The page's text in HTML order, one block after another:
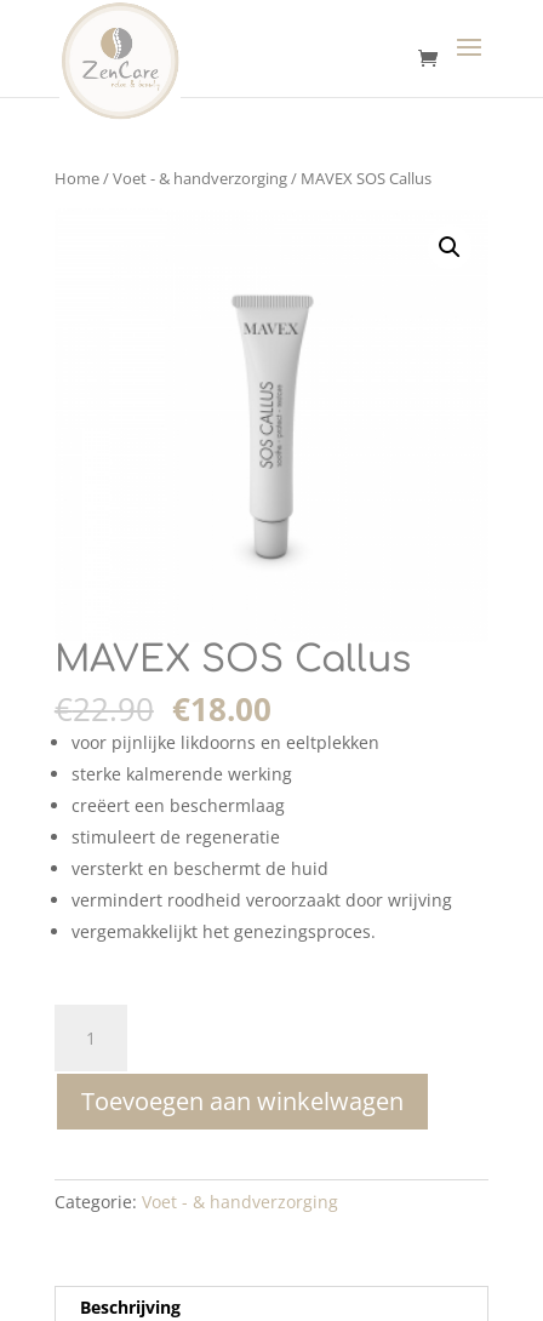
Home/Voet - & handverzorging/ MAVEX SOS Callus
MAVEX SOS Callus
€22.90 €18.00
voor pijnlijke likdoorns en eeltplekken
sterke kalmerende werking
creëert een beschermlaag
stimuleert de regeneratie
versterkt en beschermt de huid
vermindert roodheid veroorzaakt door wrijving
vergemakkelijkt het genezingsproces.
Callus
aantal
Toevoegen aan winkelwagen
Categorie: Voet - & handverzorging
Beschrijving